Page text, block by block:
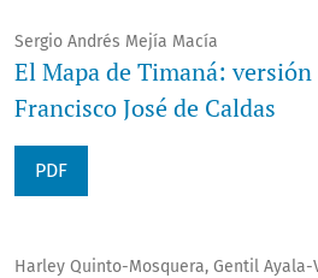
Sergio Andrés Mejía Macía
El Mapa de Timaná:
Francisco José de Caldas
PDF
Harley Quinto-Mosquera, Gentil Ayala-